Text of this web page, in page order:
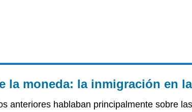
la moneda: la inmigración en
anteriores hablaban principalmente sobre